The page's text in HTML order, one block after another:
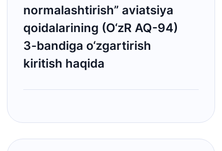
normalashtirish” aviatsiya
qoidalarining (O‘zR AQ-94)
3-bandiga o‘zgartirish
kiritish haqida